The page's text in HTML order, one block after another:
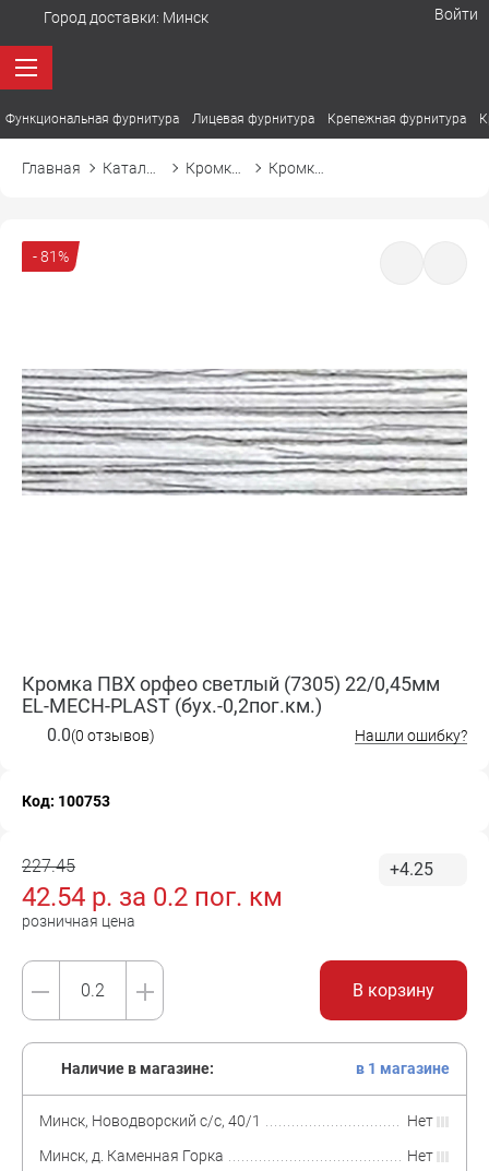
Город доставки: Минск Войти
Функциональная фурнитура Лицевая фурнитура Крепежная фурнитура
Главная
- 81%
Кромка ПВХ орфео светлый (7305) 22/0,45мм
EL-MECH-PLAST (бух.-0,2пог.км.)
0.0(0 отзывов) Нашли ошибку?
Код: 100753
227.45
42.54 р. за 0.2 пог. км
розничная цена
+4.25
В корзину
Наличие в магазине: в 1 магазине
Минск, Новодворский с/с, 40/1
Нет
Минск, д. Каменная Горка
Нет